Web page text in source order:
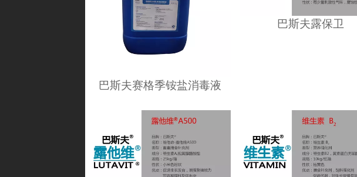
巴斯夫赛格季铵盐消毒液
巴斯夫露保卫